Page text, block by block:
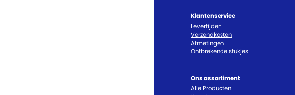
Klantenservice
Levertijden
Verzendkosten
Afmetingen
Ontbrekende stukjes
Ons assortiment
Alle Producten